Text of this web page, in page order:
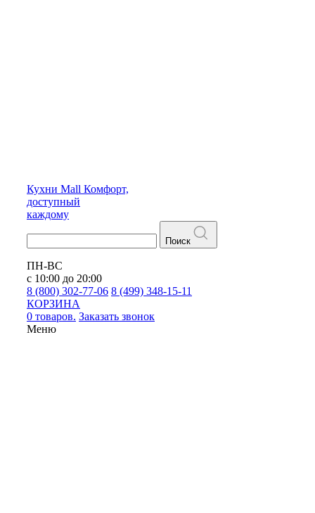
Кухни Mall Комфорт,
доступный
каждому
Поиск
ПН-ВС
с 10:00 до 20:00
8 (800) 302-77-06 8 (499) 348-15-11
КОРЗИНА
0 товаров. Заказать звонок
Меню